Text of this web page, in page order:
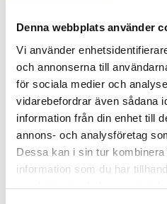
Denna webbplats använder
Vi använder
och annonserna till
för sociala medier och
vidarebefordrar även sådana
information från din enhet till
annons- och analysföretag
Dessa kan i sin tur
information som du har
225 kr
st
Finns i lager